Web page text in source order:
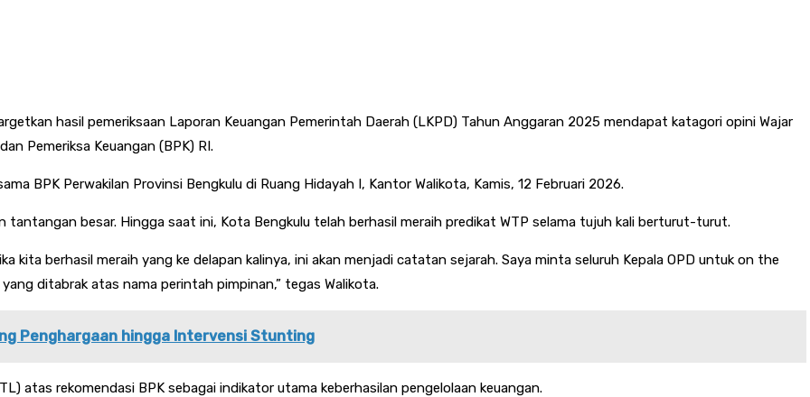
hasil pemeriksaan Laporan Keuangan Pemerintah Daerah (LKPD) Tahun Anggaran 2025 mendapat katagori opini Wajar
Pemeriksa Keuangan (BPK) RI.
BPK Perwakilan Provinsi Bengkulu di Ruang Hidayah I, Kantor Walikota, Kamis, 12 Februari 2026.
tantangan besar. Hingga saat ini, Kota Bengkulu telah berhasil meraih predikat WTP selama tujuh kali berturut-turut.
kita berhasil meraih yang ke delapan kalinya, ini akan menjadi catatan sejarah. Saya minta seluruh Kepala OPD untuk on the
ditabrak atas nama perintah pimpinan,” tegas Walikota.
Penghargaan hingga Intervensi Stunting
atas rekomendasi BPK sebagai indikator utama keberhasilan pengelolaan keuangan.